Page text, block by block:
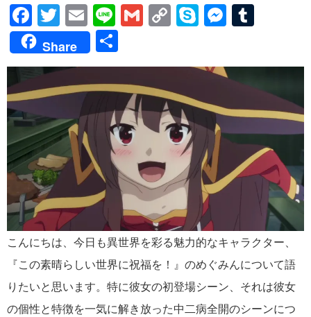
Facebook
Twitter
EmailLineGmailCopySkype
Share
有
こんにちは、今日も異世界を彩る魅力的なキャラクター、
『この素晴らしい世界に祝福を！』のめぐみんについて語
りたいと思います。特に彼女の初登場シーン、それは彼女
の個性と特徴を一気に解き放った中二病全開のシーンにつ